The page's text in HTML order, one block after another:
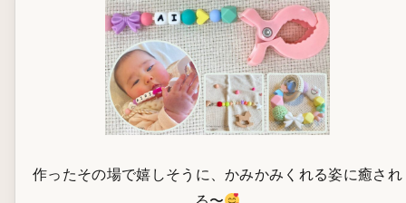
作ったその場で嬉しそうに、かみかみくれる姿に癒され